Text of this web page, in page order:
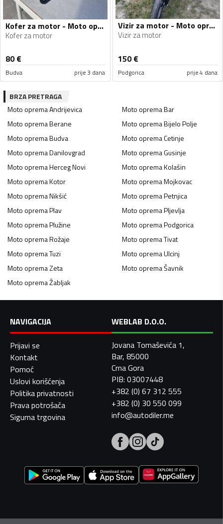
Kofer za motor - Moto oprema
Kofer za motor
80€
Budva prije 3 dana
Vizir za motor - Moto oprema
Vizir za motor
150€
Podgorica prije 4 dana
BRZA PRETRAGA
Moto opremaAndrijevica Moto opremaBar
Moto opremaBerane Moto opremaBijelo Polje
Moto opremaBudva Moto opremaCetinje
Moto opremaDanilovgrad Moto opremaGusinje
Moto opremaHerceg Novi Moto opremaKolašin
Moto opremaKotor Moto opremaMojkovac
Moto opremaNikšić Moto opremaPetnjica
Moto opremaPlav Moto opremaPljevlja
Moto opremaPlužine Moto opremaPodgorica
Moto opremaRožaje Moto opremaTivat
Moto opremaTuzi Moto opremaUlcinj
Moto opremaZeta Moto opremaŠavnik
Moto opremaŽabljak
NAVIGACIJA
Prijavi se
Kontakt
Pomoć
Uslovi korišćenja
Politika privatnosti
Prava potrošača
Sigurna trgovina
WEBLAB D.O.O.
Jovana Tomaševića 1,
Bar, 85000
Crna Gora
PIB: 03007448
+382 (0) 67 312 555
+382 (0) 30 550 099
info@autodiler.me